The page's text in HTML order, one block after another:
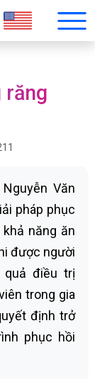
răng
Văn
pháp phục
năng ăn
được người
quả điều trị
trong gia
định trở
phục hồi